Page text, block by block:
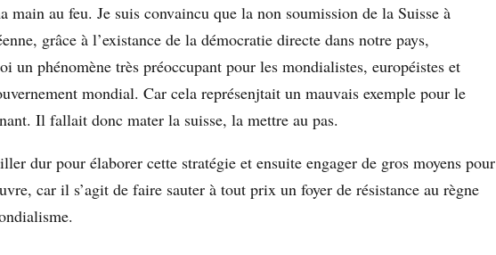
main au feu. Je suis convaincu que la non soumission de la Suisse à
grâce à l’existance de la démocratie directe dans notre pays,
un phénomène très préoccupant pour les mondialistes, européistes et
mondial. Car cela représenjtait un mauvais exemple pour le
Il fallait donc mater la suisse, la mettre au pas.
dur pour élaborer cette stratégie et ensuite engager de gros moyens pour
car il s’agit de faire sauter à tout prix un foyer de résistance au règne